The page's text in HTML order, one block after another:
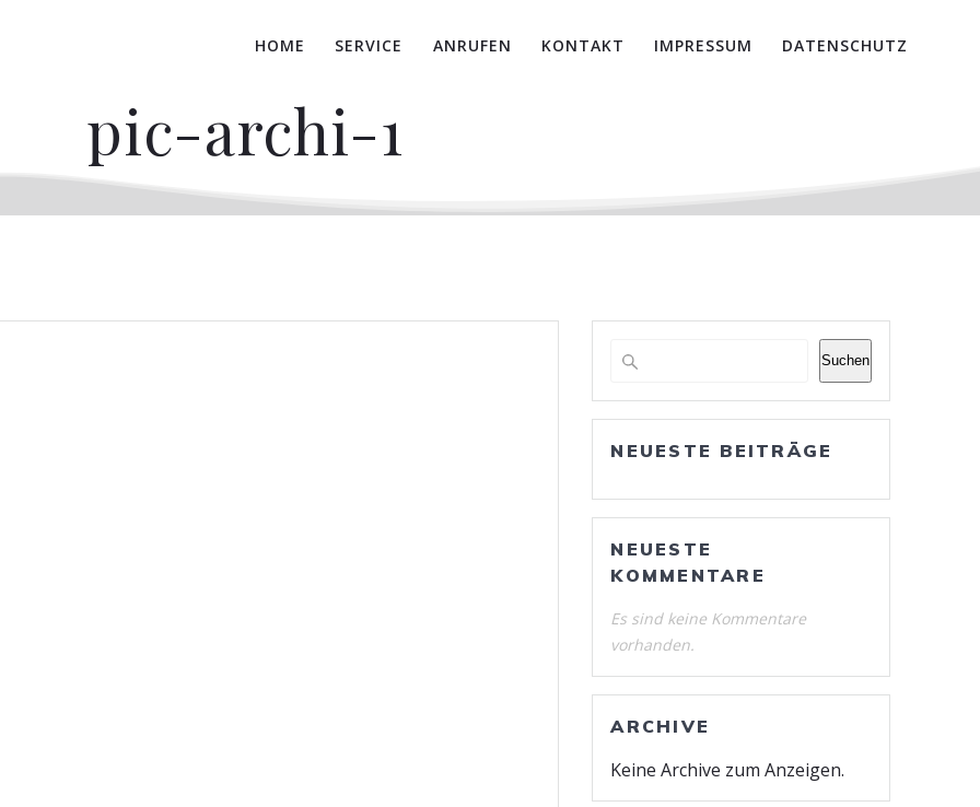
HOME SERVICE ANRUFEN KONTAKT IMPRESSUM DATENSCHUTZ
pic-archi-1
Suchen
NEUESTE BEITRÄGE
NEUESTE
KOMMENTARE
Es sind keine Kommentare
vorhanden.
ARCHIVE
Keine Archive zum Anzeigen.